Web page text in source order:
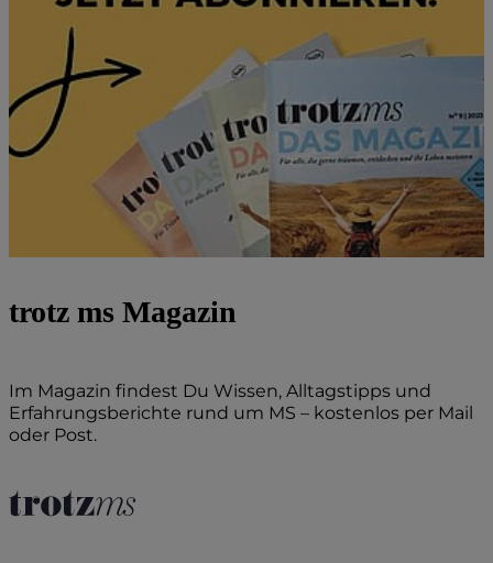
trotz ms Magazin
Im Magazin findest Du Wissen, Alltagstipps und
Erfahrungsberichte rund um MS – kostenlos per Mail
oder Post.